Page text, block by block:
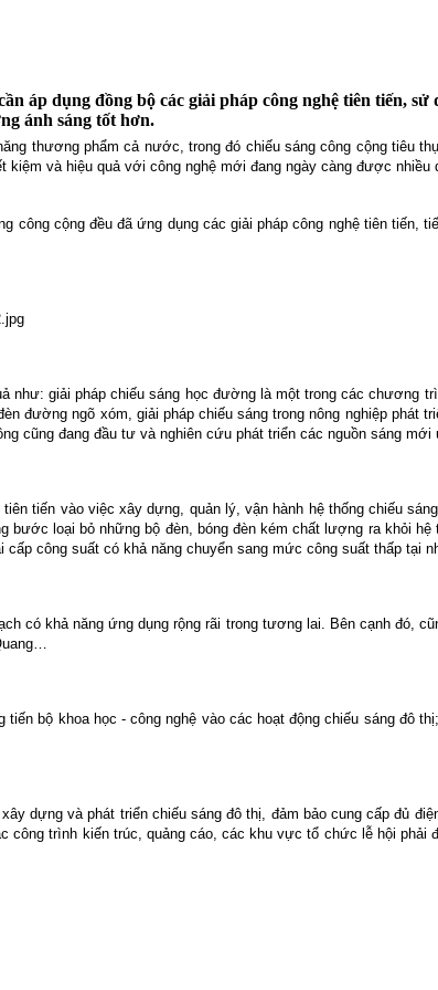
áp dụng đồng bộ các giải pháp công nghệ tiên tiến, sử
ánh sáng tốt hơn.
thương phẩm cả nước, trong đó chiếu sáng công cộng tiêu
và hiệu quả với công nghệ mới đang ngày càng được nhiều
cộng đều đã ứng dụng các giải pháp công nghệ tiên tiến,
giải pháp chiếu sáng học đường là một trong các chương
đường ngõ xóm, giải pháp chiếu sáng trong nông nghiệp phát
cũng đang đầu tư và nghiên cứu phát triển các nguồn sáng mới
tiến vào việc xây dựng, quản lý, vận hành hệ thống chiếu
loại bỏ những bộ đèn, bóng đèn kém chất lượng ra khỏi
công suất có khả năng chuyển sang mức công suất thấp tại
khả năng ứng dụng rộng rãi trong tương lai. Bên cạnh đó,
bộ khoa học - công nghệ vào các hoạt động chiếu sáng đô
dựng và phát triển chiếu sáng đô thị, đảm bảo cung cấp đủ
trình kiến trúc, quảng cáo, các khu vực tổ chức lễ hội phải